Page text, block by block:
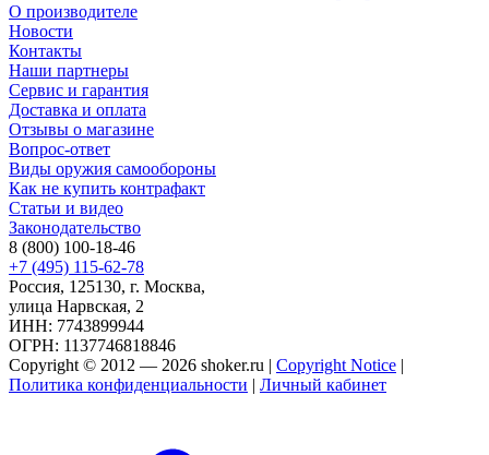
О производителе
Новости
Контакты
Наши партнеры
Сервис и гарантия
Доставка и оплата
Отзывы о магазине
Вопрос-ответ
Виды оружия самообороны
Как не купить контрафакт
Статьи и видео
Законодательство
8 (800) 100-18-46
+7 (495) 115-62-78
Россия, 125130, г. Москва,
улица Нарвская, 2
ИНН: 7743899944
ОГРН: 1137746818846
Copyright © 2012 — 2026 shoker.ru | Copyright Notice |
Политика конфиденциальности | Личный кабинет